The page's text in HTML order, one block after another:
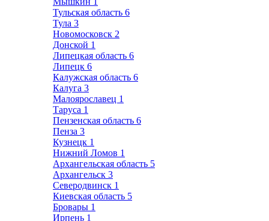
Тульская область 6
Тула 3
Новомосковск 2
Донской 1
Липецкая область 6
Липецк 6
Калужская область 6
Калуга 3
Малоярославец 1
Таруса 1
Пензенская область 6
Пенза 3
Кузнецк 1
Нижний Ломов 1
Архангельская область 5
Архангельск 3
Северодвинск 1
Киевская область 5
Бровары 1
Ирпень 1